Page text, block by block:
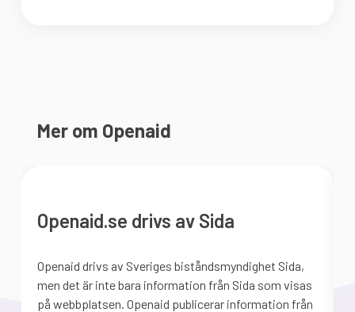
Mer om Openaid
Openaid.se drivs av Sida
Openaid drivs av Sveriges biståndsmyndighet Sida,
men det är inte bara information från Sida som visas
på webbplatsen. Openaid publicerar information från